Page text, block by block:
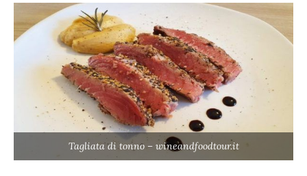
Tagliata di tonno – wineandfoodtour.it